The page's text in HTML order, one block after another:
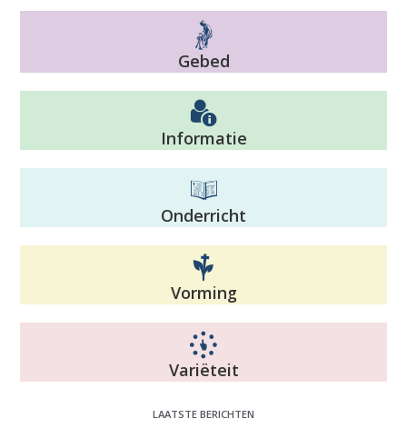
Gebed
Informatie
Onderricht
Vorming
Variëteit
LAATSTE BERICHTEN